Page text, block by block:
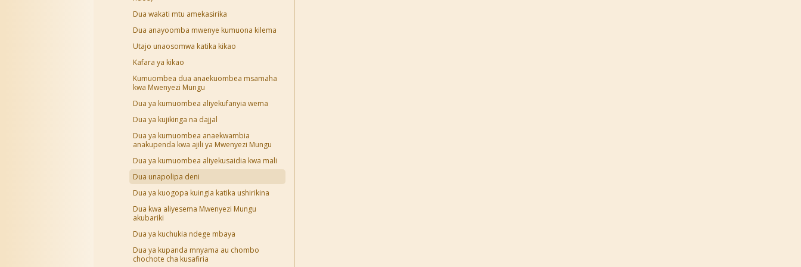
Dua wakati mtu amekasirika
Dua anayoomba mwenye kumuona kilema
Utajo unaosomwa katika kikao
Kafara ya kikao
Kumuombea dua anaekuombea msamaha
kwa Mwenyezi Mungu
Dua ya kumuombea aliyekufanyia wema
Dua ya kujikinga na dajjal
Dua ya kumuombea anaekwambia
anakupenda kwa ajili ya Mwenyezi Mungu
Dua ya kumuombea aliyekusaidia kwa mali
Dua unapolipa deni
Dua ya kuogopa kuingia katika ushirikina
Dua kwa aliyesema Mwenyezi Mungu
akubariki
Dua ya kuchukia ndege mbaya
Dua ya kupanda mnyama au chombo
chochote cha kusafiria